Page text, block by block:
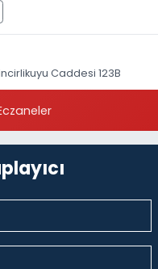
Caddesi 123B